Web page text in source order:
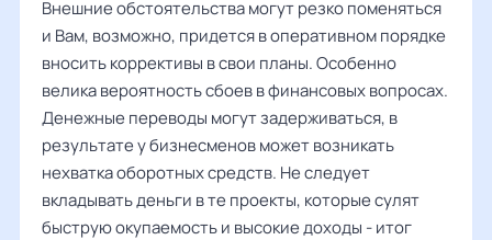
Внешние обстоятельства могут резко поменяться
и Вам, возможно, придется в оперативном порядке
вносить коррективы в свои планы. Особенно
велика вероятность сбоев в финансовых вопросах.
Денежные переводы могут задерживаться, в
результате у бизнесменов может возникать
нехватка оборотных средств. Не следует
вкладывать деньги в те проекты, которые сулят
быструю окупаемость и высокие доходы - итог